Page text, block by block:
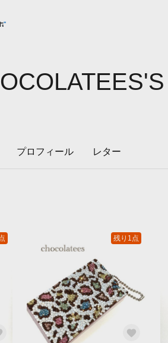
プロフィール レター
残り1点